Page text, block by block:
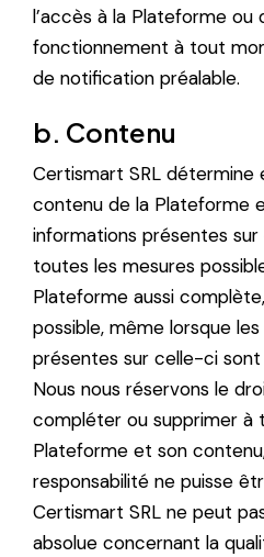
l’accès à la Plateforme ou
fonctionnement à tout
de notification préalable.
b. Contenu
Certismart SRL détermine
contenu de la Plateforme
informations présentes
toutes les mesures
Plateforme aussi
possible, même lorsque
présentes sur celle-ci
Nous nous réservons le
compléter ou supprimer à
Plateforme et son
responsabilité ne puisse
Certismart SRL ne peut
absolue concernant la